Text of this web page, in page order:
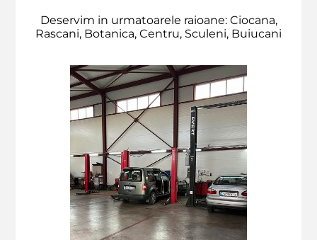
Deservim in urmatoarele raioane: Ciocana,
Rascani, Botanica, Centru, Sculeni, Buiucani